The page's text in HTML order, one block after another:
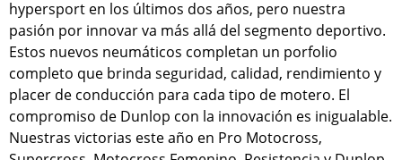
hypersport en los últimos dos años, pero nuestra
pasión por innovar va más allá del segmento deportivo.
Estos nuevos neumáticos completan un porfolio
completo que brinda seguridad, calidad, rendimiento y
placer de conducción para cada tipo de motero. El
compromiso de Dunlop con la innovación es inigualable.
Nuestras victorias este año en Pro Motocross,